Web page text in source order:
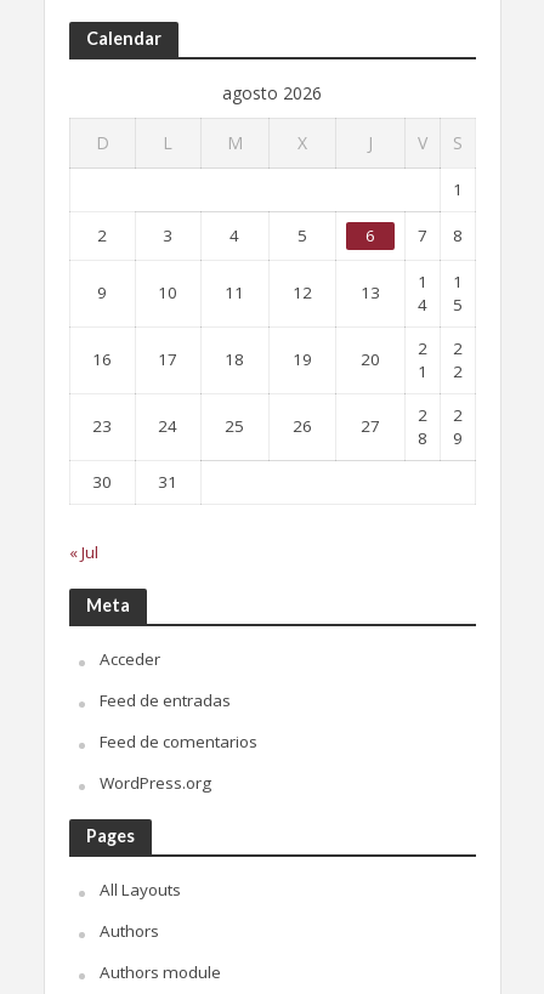
Calendar
agosto 2026
D L M X J V S
1
2 3 4 5 6 7 8
9 10 11 12 13
1
4
1
5
16 17 18 19 20
2
1
2
2
23 24 25 26 27
2
8
2
9
30
31
« Jul
Meta
Acceder
Feed de entradas
Feed de comentarios
WordPress.org
Pages
All Layouts
Authors
Authors module